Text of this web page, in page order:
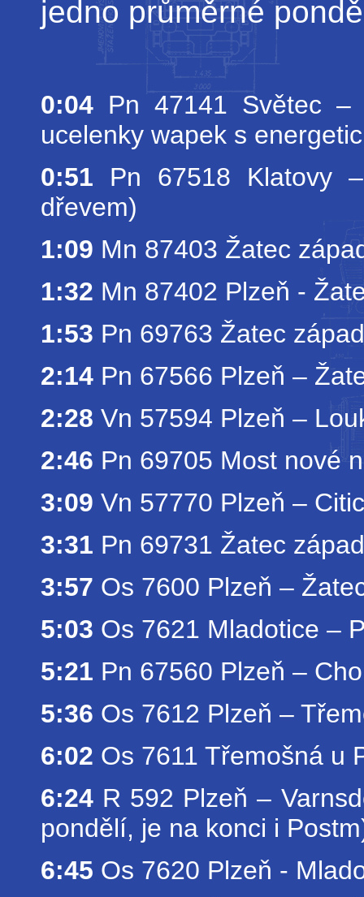
jedno průměrné
0:04 Pn 47141 Světec –
ucelenky wapek s
0:51 Pn 67518 Klatovy
dřevem)
1:09 Mn 87403 Žatec
1:32 Mn 87402 Plzeň -
1:53 Pn 69763 Žatec
2:14 Pn 67566 Plzeň –
2:28 Vn 57594 Plzeň –
2:46 Pn 69705 Most nové
3:09 Vn 57770 Plzeň –
3:31 Pn 69731 Žatec
3:57 Os 7600 Plzeň –
5:03 Os 7621 Mladotice –
5:21 Pn 67560 Plzeň –
5:36 Os 7612 Plzeň –
6:02 Os 7611 Třemošná u
6:24 R 592 Plzeň –
pondělí, je na konci i
6:45 Os 7620 Plzeň -